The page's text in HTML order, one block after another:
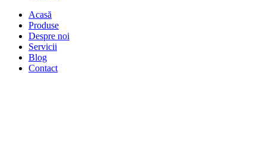
Acasă
Produse
Despre noi
Servicii
Blog
Contact